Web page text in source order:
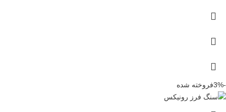
-3% فروخته شده